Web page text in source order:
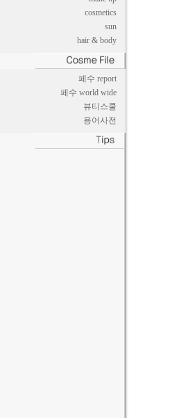
cosmetics
sun
hair & body
페수 report
페수 world wide
뷰티스쿨
용어사전